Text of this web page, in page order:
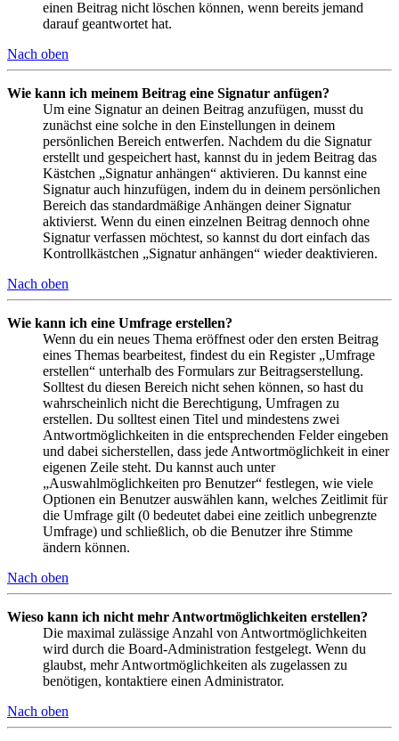
einen Beitrag nicht löschen können, wenn bereits jemand
darauf geantwortet hat.
Nach oben
Wie kann ich meinem Beitrag eine Signatur anfügen?
Um eine Signatur an deinen Beitrag anzufügen, musst du
zunächst eine solche in den Einstellungen in deinem
persönlichen Bereich entwerfen. Nachdem du die Signatur
erstellt und gespeichert hast, kannst du in jedem Beitrag das
Kästchen „Signatur anhängen“ aktivieren. Du kannst eine
Signatur auch hinzufügen, indem du in deinem persönlichen
Bereich das standardmäßige Anhängen deiner Signatur
aktivierst. Wenn du einen einzelnen Beitrag dennoch ohne
Signatur verfassen möchtest, so kannst du dort einfach das
Kontrollkästchen „Signatur anhängen“ wieder deaktivieren.
Nach oben
Wie kann ich eine Umfrage erstellen?
Wenn du ein neues Thema eröffnest oder den ersten Beitrag
eines Themas bearbeitest, findest du ein Register „Umfrage
erstellen“ unterhalb des Formulars zur Beitragserstellung.
Solltest du diesen Bereich nicht sehen können, so hast du
wahrscheinlich nicht die Berechtigung, Umfragen zu
erstellen. Du solltest einen Titel und mindestens zwei
Antwortmöglichkeiten in die entsprechenden Felder eingeben
und dabei sicherstellen, dass jede Antwortmöglichkeit in einer
eigenen Zeile steht. Du kannst auch unter
„Auswahlmöglichkeiten pro Benutzer“ festlegen, wie viele
Optionen ein Benutzer auswählen kann, welches Zeitlimit für
die Umfrage gilt (0 bedeutet dabei eine zeitlich unbegrenzte
Umfrage) und schließlich, ob die Benutzer ihre Stimme
ändern können.
Nach oben
Wieso kann ich nicht mehr Antwortmöglichkeiten erstellen?
Die maximal zulässige Anzahl von Antwortmöglichkeiten
wird durch die Board-Administration festgelegt. Wenn du
glaubst, mehr Antwortmöglichkeiten als zugelassen zu
benötigen, kontaktiere einen Administrator.
Nach oben